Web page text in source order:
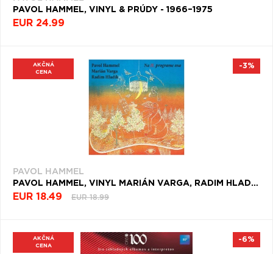
PAVOL HAMMEL, VINYL & PRÚDY - 1966–1975
EUR 24.99
AKČNÁ
CENA
PAVOL HAMMEL
PAVOL HAMMEL, VINYL MARIÁN VARGA, RADIM HLADÍK - NA II. PROGRAME SNA
EUR 18.49 EUR 18.99
-3%
AKČNÁ
CENA
-6%